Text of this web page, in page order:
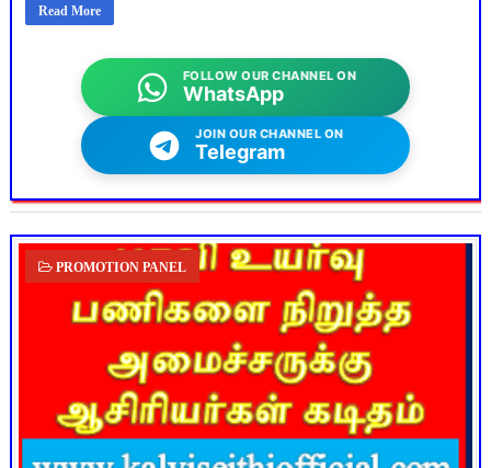
Read More
FOLLOW OUR CHANNEL ON
WhatsApp
JOIN OUR CHANNEL ON
Telegram
PROMOTION PANEL